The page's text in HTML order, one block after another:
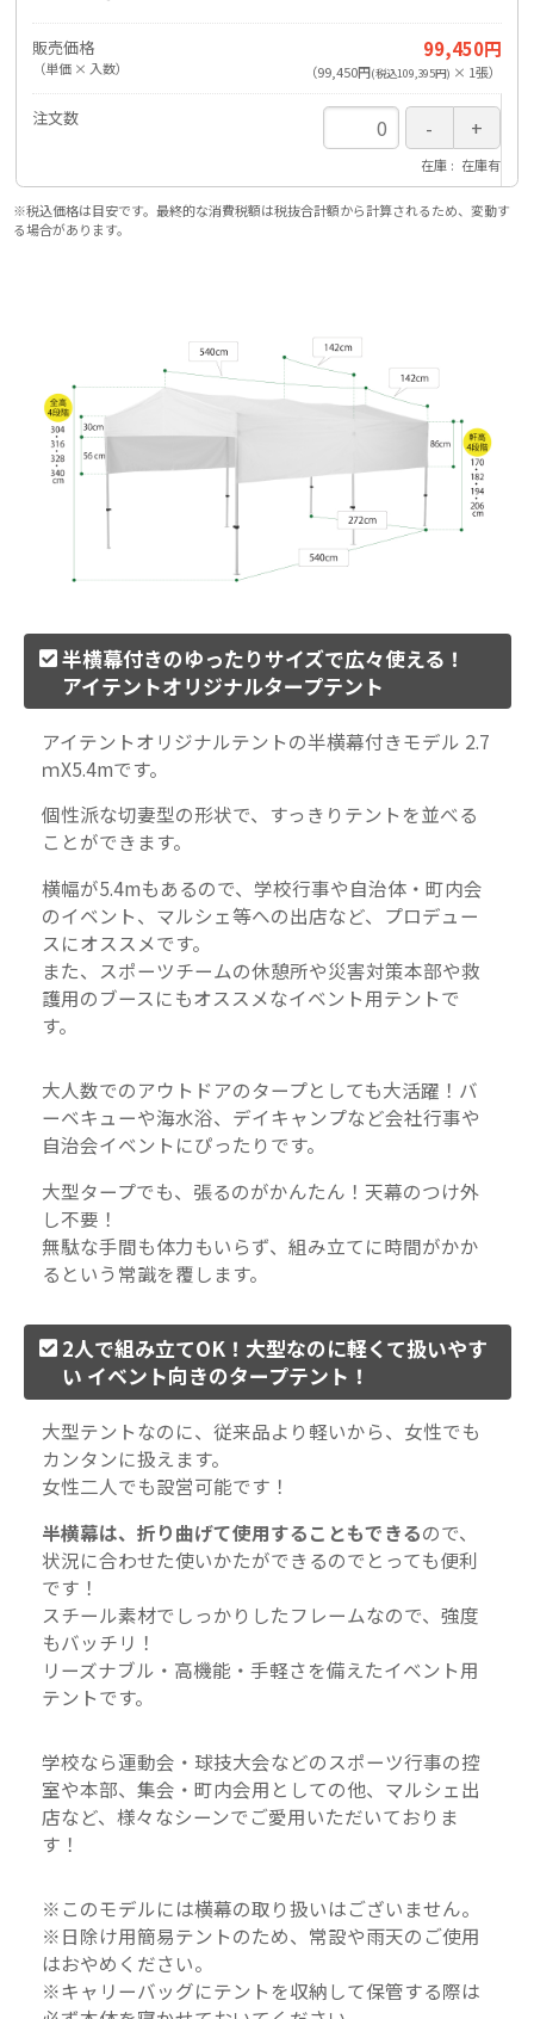
販売価格
（単価 × 入数）
99,450円
（99,450円(税込109,395円) × 1張）
注文数
在庫 在庫有
※税込価格は目安です。最終的な消費税額は税抜合計額から計算されるため、変動す
る場合があります。
半横幕付きのゆったりサイズで広々使える！
アイテントオリジナルタープテント
アイテントオリジナルテントの半横幕付きモデル 2.7
ｍX5.4mです。
個性派な切妻型の形状で、すっきりテントを並べる
ことができます。
横幅が5.4mもあるので、学校行事や自治体・町内会
のイベント、マルシェ等への出店など、プロデュー
スにオススメです。
また、スポーツチームの休憩所や災害対策本部や救
護用のブースにもオススメなイベント用テントで
す。
大人数でのアウトドアのタープとしても大活躍！バ
ーベキューや海水浴、デイキャンプなど会社行事や
自治会イベントにぴったりです。
大型タープでも、張るのがかんたん！天幕のつけ外
し不要！
無駄な手間も体力もいらず、組み立てに時間がかか
るという常識を覆します。
2人で組み立てOK！大型なのに軽くて扱いやす
い イベント向きのタープテント！
大型テントなのに、従来品より軽いから、女性でも
カンタンに扱えます。
女性二人でも設営可能です！
半横幕は、折り曲げて使用することもできるので、
状況に合わせた使いかたができるのでとっても便利
です！
スチール素材でしっかりしたフレームなので、強度
もバッチリ！
リーズナブル・高機能・手軽さを備えたイベント用
テントです。
学校なら運動会・球技大会などのスポーツ行事の控
室や本部、集会・町内会用としての他、マルシェ出
店など、様々なシーンでご愛用いただいておりま
す！
※このモデルには横幕の取り扱いはございません。
※日除け用簡易テントのため、常設や雨天のご使用
はおやめください。
※キャリーバッグにテントを収納して保管する際は